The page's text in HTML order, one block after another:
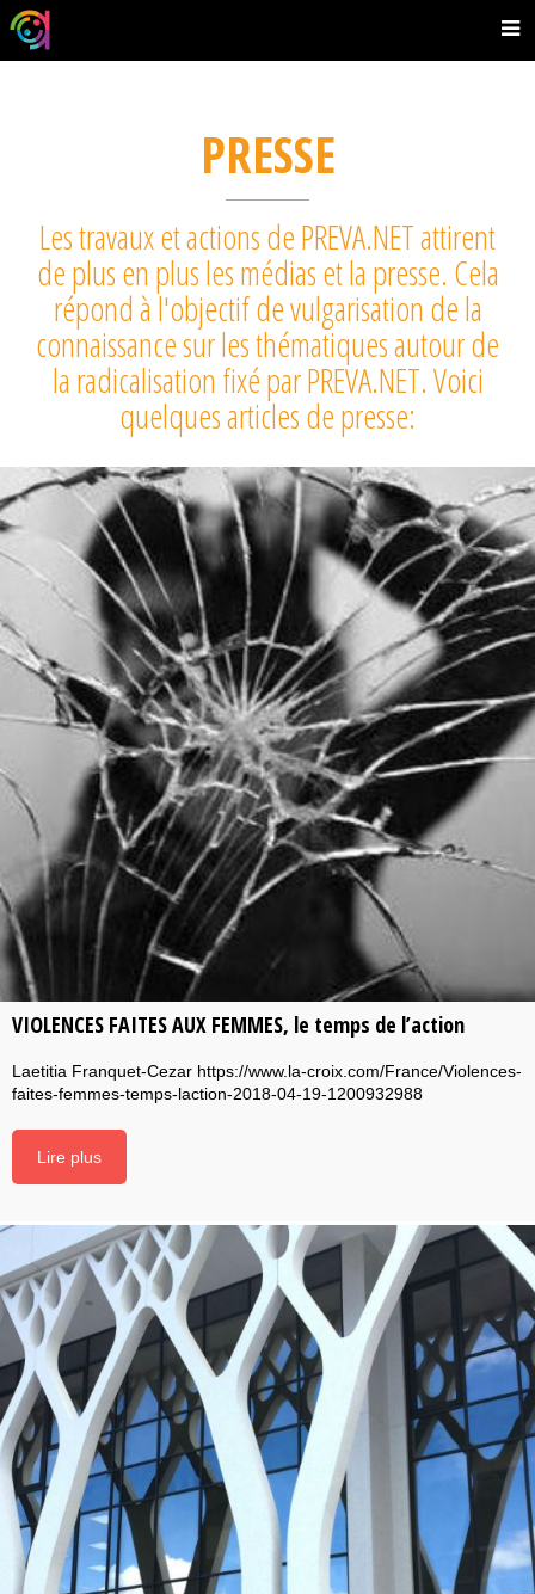
PRESSE
Les travaux et actions de PREVA.NET attirent
de plus en plus les médias et la presse. Cela
répond à l'objectif de vulgarisation de la
connaissance sur les thématiques autour de
la radicalisation fixé par PREVA.NET. Voici
quelques articles de presse:
VIOLENCES FAITES AUX FEMMES, le temps de l’action
Laetitia Franquet-Cezar https://www.la-croix.com/France/Violences-
faites-femmes-temps-laction-2018-04-19-1200932988
Lire plus